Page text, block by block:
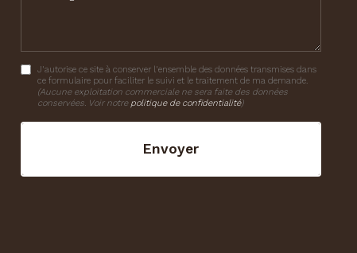
J'autorise ce site à conserver l'ensemble des données transmises dans
ce formulaire pour faciliter le suivi et le traitement de ma demande.
(Aucune exploitation commerciale ne sera faite des données
conservées. Voir notre politique de confidentialité)